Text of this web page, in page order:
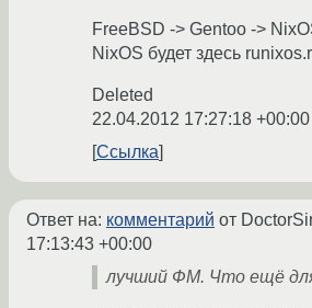
FreeBSD -> Gentoo ->
NixOS будет здесь
Deleted
22.04.2012 17:27:18 +00:00
Ссылка
Ответ на: комментарий от
17:13:43 +00:00
лучший ФМ. Что ещё